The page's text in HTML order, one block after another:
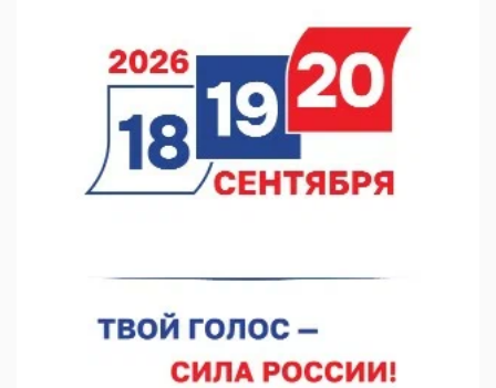
07.08.2026 12:15
В Нижнем Новгороде прошло совещание Росгвардии
07.08.2026 12:04